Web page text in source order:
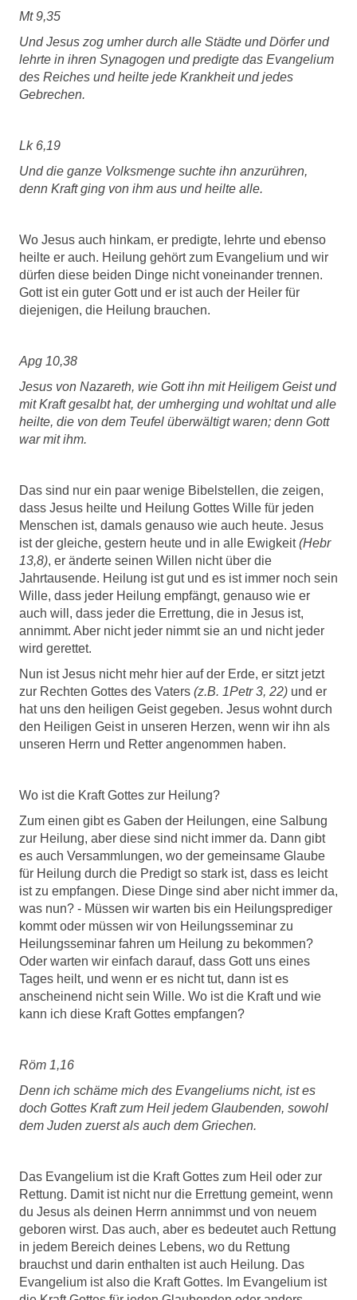
Mt 9,35
Und Jesus zog umher durch alle Städte und Dörfer und
lehrte in ihren Synagogen und predigte das Evangelium
des Reiches und heilte jede Krankheit und jedes
Gebrechen.
Lk 6,19
Und die ganze Volksmenge suchte ihn anzurühren,
denn Kraft ging von ihm aus und heilte alle.
Wo Jesus auch hinkam, er predigte, lehrte und ebenso
heilte er auch. Heilung gehört zum Evangelium und wir
dürfen diese beiden Dinge nicht voneinander trennen.
Gott ist ein guter Gott und er ist auch der Heiler für
diejenigen, die Heilung brauchen.
Apg 10,38
Jesus von Nazareth, wie Gott ihn mit Heiligem Geist und
mit Kraft gesalbt hat, der umherging und wohltat und alle
heilte, die von dem Teufel überwältigt waren; denn Gott
war mit ihm.
Das sind nur ein paar wenige Bibelstellen, die zeigen,
dass Jesus heilte und Heilung Gottes Wille für jeden
Menschen ist, damals genauso wie auch heute. Jesus
ist der gleiche, gestern heute und in alle Ewigkeit(Hebr
13,8), er änderte seinen Willen nicht über die
Jahrtausende. Heilung ist gut und es ist immer noch sein
Wille, dass jeder Heilung empfängt, genauso wie er
auch will, dass jeder die Errettung, die in Jesus ist,
annimmt. Aber nicht jeder nimmt sie an und nicht jeder
wird gerettet.
Nun ist Jesus nicht mehr hier auf der Erde, er sitzt jetzt
zur Rechten Gottes des Vaters (z.B. 1Petr 3, 22) und er
hat uns den heiligen Geist gegeben. Jesus wohnt durch
den Heiligen Geist in unseren Herzen, wenn wir ihn als
unseren Herrn und Retter angenommen haben.
Wo ist die Kraft Gottes zur Heilung?
Zum einen gibt es Gaben der Heilungen, eine Salbung
zur Heilung, aber diese sind nicht immer da. Dann gibt
es auch Versammlungen, wo der gemeinsame Glaube
für Heilung durch die Predigt so stark ist, dass es leicht
ist zu empfangen. Diese Dinge sind aber nicht immer da,
was nun? - Müssen wir warten bis ein Heilungsprediger
kommt oder müssen wir von Heilungsseminar zu
Heilungsseminar fahren um Heilung zu bekommen?
Oder warten wir einfach darauf, dass Gott uns eines
Tages heilt, und wenn er es nicht tut, dann ist es
anscheinend nicht sein Wille. Wo ist die Kraft und wie
kann ich diese Kraft Gottes empfangen?
Röm 1,16
Denn ich schäme mich des Evangeliums nicht, ist es
doch Gottes Kraft zum Heil jedem Glaubenden, sowohl
dem Juden zuerst als auch dem Griechen.
Das Evangelium ist die Kraft Gottes zum Heil oder zur
Rettung. Damit ist nicht nur die Errettung gemeint, wenn
du Jesus als deinen Herrn annimmst und von neuem
geboren wirst. Das auch, aber es bedeutet auch Rettung
in jedem Bereich deines Lebens, wo du Rettung
brauchst und darin enthalten ist auch Heilung. Das
Evangelium ist also die Kraft Gottes. Im Evangelium ist